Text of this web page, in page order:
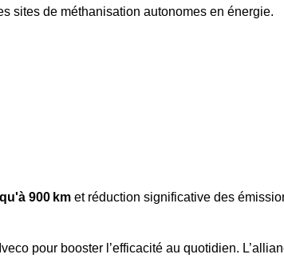
sites de méthanisation autonomes en énergie.
900 km et réduction significative des
pour booster l’efficacité au quotidien.